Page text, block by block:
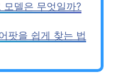
델은 무엇일까?
팟을 쉽게 찾는 법